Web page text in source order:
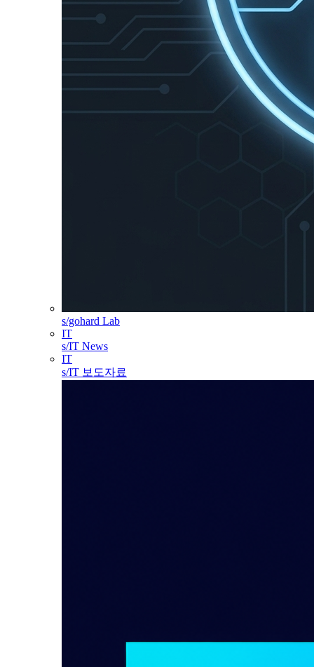
s/gohard Lab
IT
s/IT News
IT
s/IT 보도자료